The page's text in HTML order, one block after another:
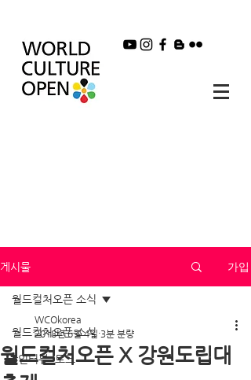
게시물 가입
월드컬처오픈 소식
#인터뷰_토크
월드컬처오픈 소식
월드컬처오픈 X 강원도립대
WCOkorea
2018년 6월 4일 3분 분량